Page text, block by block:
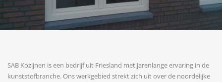
SAB Kozijnen is een bedrijf uit Friesland met jarenlange ervaring in de
kunststofbranche. Ons werkgebied strekt zich uit over de noordelijke